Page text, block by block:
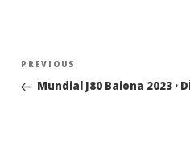
Navegación
entradas
Previous
Post
PREVIOUS
Mundial J80 Baiona 2023 ·